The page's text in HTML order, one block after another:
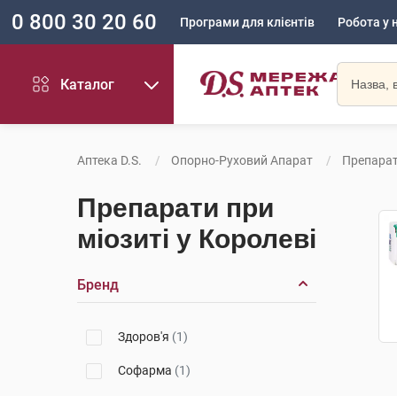
0 800 30 20 60 Програми для клієнтів Робота у
Каталог
Аптека D.S. Опорно-Руховий Апарат
Препарати при
міозиті у Королеві
Бренд
Здоров'я (1)
Софарма (1)